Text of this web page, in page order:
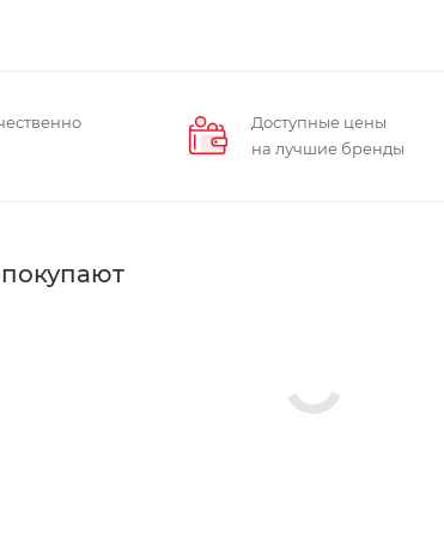
Доступные цены
на лучшие бренды